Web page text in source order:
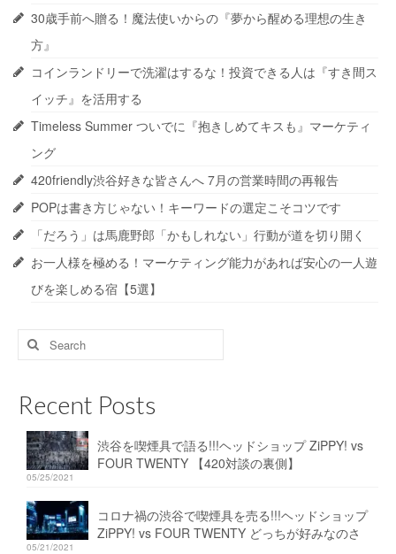
30歳手前へ贈る！魔法使いからの『夢から醒める理想の生き
方』
コインランドリーで洗濯はするな！投資できる人は『すき間ス
イッチ』を活用する
Timeless Summer ついでに『抱きしめてキスも』マーケティ
ング
420friendly渋谷好きな皆さんへ 7月の営業時間の再報告
POPは書き方じゃない！キーワードの選定こそコツです
「だろう」は馬鹿野郎「かもしれない」行動が道を切り開く
お一人様を極める！マーケティング能力があれば安心の一人遊
びを楽しめる宿【5選】
Search
for:
Recent Posts
渋谷を喫煙具で語る!!!ヘッドショップ ZiPPY! vs
FOUR TWENTY 【420対談の裏側】
05/25/2021
コロナ禍の渋谷で喫煙具を売る!!!ヘッドショップ
ZiPPY! vs FOUR TWENTY どっちが好みなのさ
05/21/2021